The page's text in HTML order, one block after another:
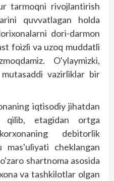
tarmoqni rivojlantirish
quvvatlagan holda
dori-darmon
foizli va uzoq muddatli
O'ylaymizki,
vazirliklar bir
iqtisodiy jihatdan
qilib, etagidan ortga
debitorlik
mas'uliyati cheklangan
shartnoma asosida
va tashkilotlar olgan